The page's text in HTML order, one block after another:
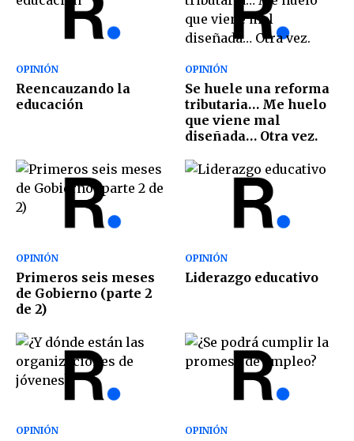
OPINIÓN
Reencauzando la
educación
OPINIÓN
Se huele una reforma
tributaria… Me huelo
que viene mal
diseñada… Otra vez.
OPINIÓN
Primeros seis meses
de Gobierno (parte 2
de 2)
OPINIÓN
Liderazgo educativo
OPINIÓN OPINIÓN